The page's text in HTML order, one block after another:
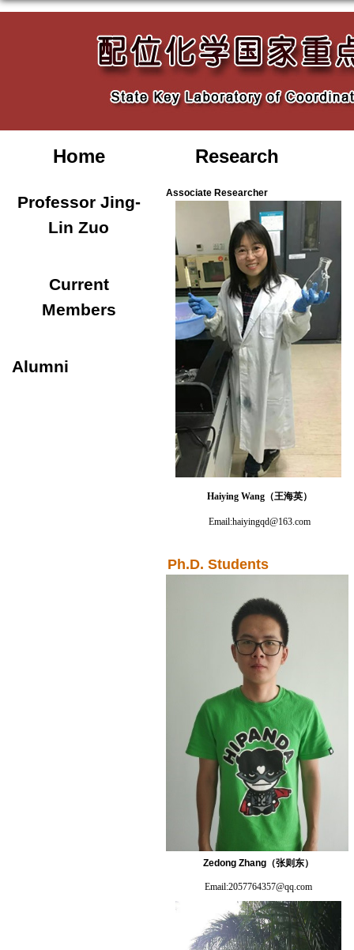
Home Research
Professor Jing-
Lin Zuo
Current
Members
Alumni
Associate Researcher
Haiying Wang （王海英）
Email:haiyingqd@163.com
Ph.D. Students
Zedong Zhang （张则东）
Email:2057764357@qq.com